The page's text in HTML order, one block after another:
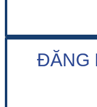
ĐĂNG